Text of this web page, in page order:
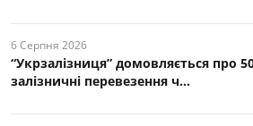
6 Серпня 2026
“Укрзалізниця” домовляється про
залізничні перевезення ч...